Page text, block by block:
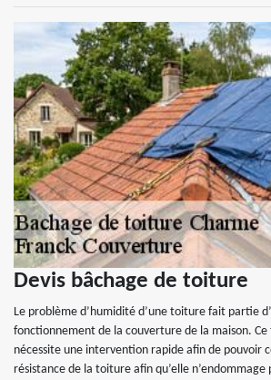
Devis bâchage de toiture
Le problème d’humidité d’une toiture fait partie
fonctionnement de la couverture de la maison.
nécessite une intervention rapide afin de pouvoir
résistance de la toiture afin qu’elle n’endommage